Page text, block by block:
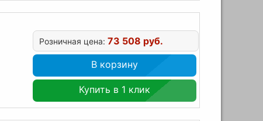
Розничная цена: 73 508 руб.
В корзину
Купить в 1 клик